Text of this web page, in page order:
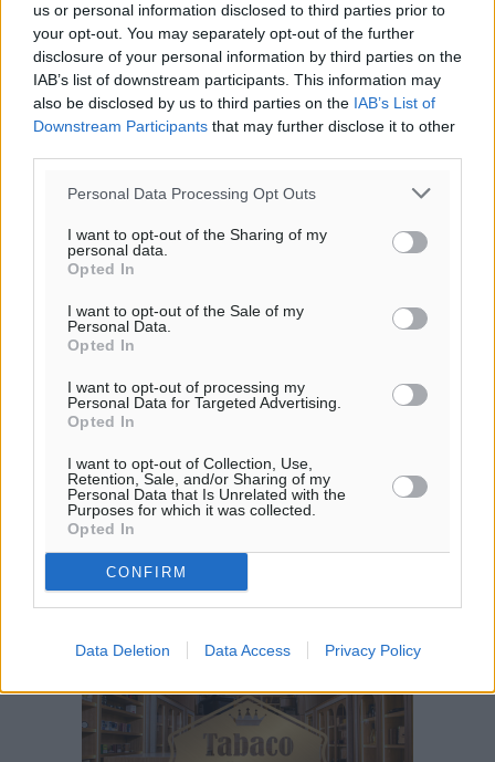
us or personal information disclosed to third parties prior to
your opt-out. You may separately opt-out of the further
disclosure of your personal information by third parties on the
IAB’s list of downstream participants. This information may
also be disclosed by us to third parties on the IAB’s List of
Downstream Participants that may further disclose it to other
Personal Data Processing Opt Outs
I want to opt-out of the Sharing of my
personal data.
Opted In
I want to opt-out of the Sale of my
Personal Data.
Opted In
I want to opt-out of processing my
Personal Data for Targeted Advertising.
Opted In
I want to opt-out of Collection, Use,
Retention, Sale, and/or Sharing of my
Personal Data that Is Unrelated with the
Purposes for which it was collected.
Opted In
CONFIRM
Data Deletion Data Access Privacy Policy
ΤΕ
29°
ΠΕ